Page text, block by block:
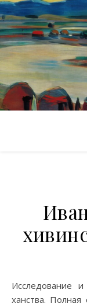
Исследование и материалы по истории Хивинского
ханства.